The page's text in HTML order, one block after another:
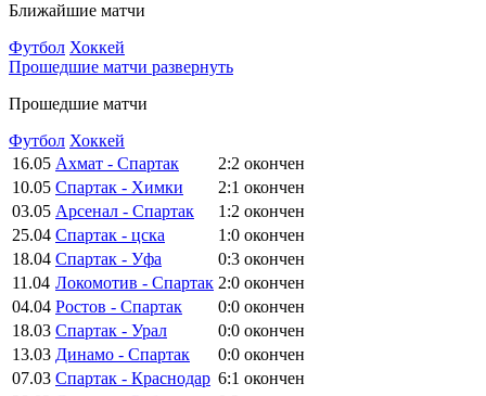
Ближайшие матчи
Футбол Хоккей
Прошедшие матчи развернуть
Прошедшие матчи
Футбол Хоккей
16.05 Ахмат - Спартак 2:2 окончен
10.05 Спартак - Химки 2:1 окончен
03.05 Арсенал - Спартак 1:2 окончен
25.04 Спартак - цска 1:0 окончен
18.04 Спартак - Уфа 0:3 окончен
11.04 Локомотив - Спартак 2:0 окончен
04.04 Ростов - Спартак 0:0 окончен
18.03 Спартак - Урал 0:0 окончен
13.03 Динамо - Спартак 0:0 окончен
07.03 Спартак - Краснодар 6:1 окончен